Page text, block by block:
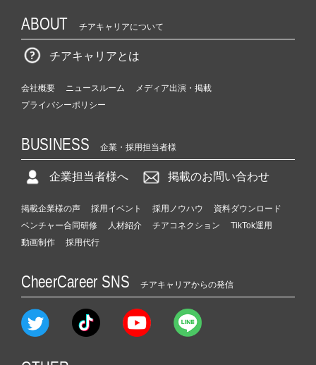
ABOUT チアキャリアについて
チアキャリアとは
会社概要 ニュースルーム
メディア出演・掲載
プライバシーポリシー
BUSINESS 企業・採用担当者様
企業担当者様へ 掲載のお問い合わせ
掲載企業様の声 採用イベント 採用ノウハウ
資料ダウンロード
ベンチャー合同研修
人材紹介 チアコネクション
TikTok運用
動画制作
採用代行
CheerCareer SNS チアキャリアからの発信